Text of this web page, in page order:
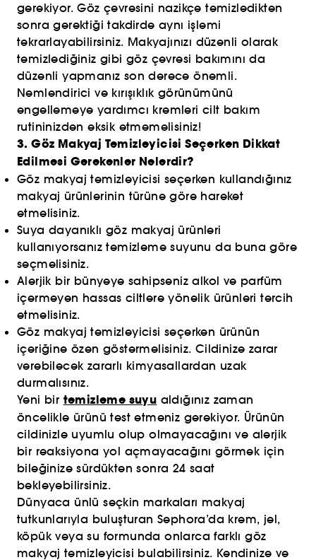
gerekiyor. Göz çevresini nazikçe temizledikten
sonra gerektiği takdirde aynı işlemi
tekrarlayabilirsiniz. Makyajınızı düzenli olarak
temizlediğiniz gibi göz çevresi bakımını da
düzenli yapmanız son derece önemli.
Nemlendirici ve kırışıklık görünümünü
engellemeye yardımcı kremleri cilt bakım
rutininizden eksik etmemelisiniz!
3. Göz Makyaj Temizleyicisi Seçerken Dikkat
Edilmesi Gerekenler Nelerdir?
Göz makyaj temizleyicisi seçerken kullandığınız
makyaj ürünlerinin türüne göre hareket
etmelisiniz.
Suya dayanıklı göz makyaj ürünleri
kullanıyorsanız temizleme suyunu da buna göre
seçmelisiniz.
Alerjik bir bünyeye sahipseniz alkol ve parfüm
içermeyen hassas ciltlere yönelik ürünleri tercih
etmelisiniz.
Göz makyaj temizleyicisi seçerken ürünün
içeriğine özen göstermelisiniz. Cildinize zarar
verebilecek zararlı kimyasallardan uzak
durmalısınız.
Yeni bir temizleme suyu aldığınız zaman
öncelikle ürünü test etmeniz gerekiyor. Ürünün
cildinizle uyumlu olup olmayacağını ve alerjik
bir reaksiyona yol açmayacağını görmek için
bileğinize sürdükten sonra 24 saat
bekleyebilirsiniz.
Dünyaca ünlü seçkin markaları makyaj
tutkunlarıyla buluşturan Sephora’da krem, jel,
köpük veya su formunda onlarca farklı göz
makyaj temizleyicisi bulabilirsiniz. Kendinize ve